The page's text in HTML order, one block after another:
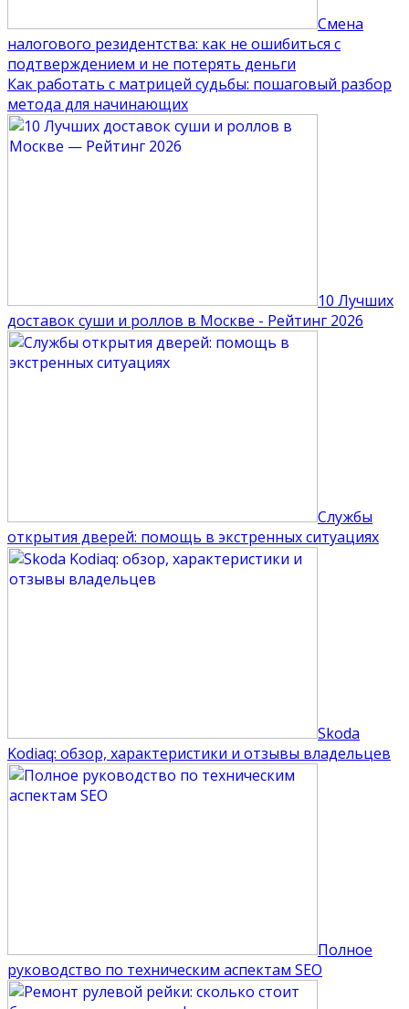
Смена
налогового резидентства: как не ошибиться с
подтверждением и не потерять деньги
Как работать с матрицей судьбы: пошаговый разбор
метода для начинающих
10 Лучших
доставок суши и роллов в Москве - Рейтинг 2026
Службы
открытия дверей: помощь в экстренных ситуациях
Skoda
Kodiaq: обзор, характеристики и отзывы владельцев
Полное
руководство по техническим аспектам SEO